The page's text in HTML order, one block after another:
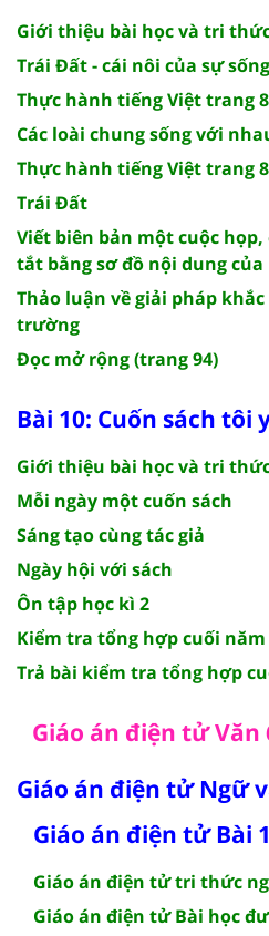
Giới thiệu bài học và tri
Trái Đất - cái nôi của sự sống
Thực hành tiếng Việt trang
Các loài chung sống với
Thực hành tiếng Việt trang
Trái Đất
Viết biên bản một cuộc
tắt bằng sơ đồ nội dung
Thảo luận về giải pháp
trường
Đọc mở rộng (trang 94)
Bài 10: Cuốn sách tôi
Giới thiệu bài học và tri
Mỗi ngày một cuốn sách
Sáng tạo cùng tác giả
Ngày hội với sách
Ôn tập học kì 2
Kiểm tra tổng hợp cuối năm
Trả bài kiểm tra tổng hợp
Giáo án điện tử
Giáo án điện tử Ngữ
Giáo án điện tử Bài
Giáo án điện tử tri thức
Giáo án điện tử Bài học